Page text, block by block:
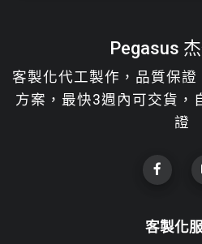
Pegasus
客製化代工製作，品質保
方案，最快3週內可交貨，
證
客製化